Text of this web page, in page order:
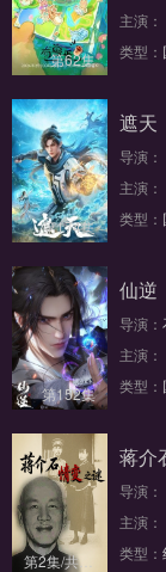
第62集
主演：
类型：
第174集
遮天
导演：
主演：
类型：
第152集
仙逆
导演：
主演：
类型：
第2集/共2集
蒋介
导演：
主演：
类型：